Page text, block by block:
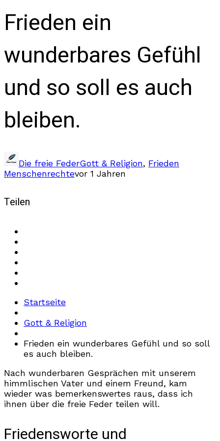
Frieden ein
wunderbares Gefühl
und so soll es auch
bleiben.
Die freie FederGott & Religion, Frieden
Menschenrechtevor 1 Jahren
Teilen
Startseite
Gott & Religion
Frieden ein wunderbares Gefühl und so soll
es auch bleiben.
Nach wunderbaren Gesprächen mit unserem
himmlischen Vater und einem Freund, kam
wieder was bemerkenswertes raus, dass ich
ihnen über die freie Feder teilen will.
Friedensworte und